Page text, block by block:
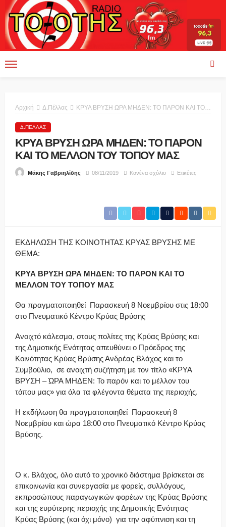
Αρχική Δ.Πέλλας ΚΡΥΑ ΒΡΥΣΗ ΩΡΑ ΜΗΔΕΝ: ΤΟ ΠΑΡΟΝ ΚΑΙ ΤΟ ΜΕΛΛΟΝ ΤΟΥ ΤΟΠΟΥ ΜΑΣ
Δ.ΠΈΛΛΑΣ
ΚΡΥΑ ΒΡΥΣΗ ΩΡΑ ΜΗΔΕΝ: ΤΟ ΠΑΡΟΝ
ΚΑΙ ΤΟ ΜΕΛΛΟΝ ΤΟΥ ΤΟΠΟΥ ΜΑΣ
Μάκης Γαβριηλίδης 08/11/2019 Κανένα σχόλιο Ετικέτες
ΕΚΔΗΛΩΣΗ ΤΗΣ ΚΟΙΝΟΤΗΤΑΣ ΚΡΥΑΣ ΒΡΥΣΗΣ ΜΕ
ΘΕΜΑ:
ΚΡΥΑ ΒΡΥΣΗ ΩΡΑ ΜΗΔΕΝ: ΤΟ ΠΑΡΟΝ ΚΑΙ ΤΟ
ΜΕΛΛΟΝ ΤΟΥ ΤΟΠΟΥ ΜΑΣ
Θα πραγματοποιηθεί Παρασκευή 8 Νοεμβρίου στις 18:00
στο Πνευματικό Κέντρο Κρύας Βρύσης
Ανοιχτό κάλεσμα, στους πολίτες της Κρύας Βρύσης και
της Δημοτικής Ενότητας απευθύνει ο Πρόεδρος της
Κοινότητας Κρύας Βρύσης Ανδρέας Βλάχος και το
Συμβούλιο, σε ανοιχτή συζήτηση με τον τίτλο «ΚΡΥΑ
ΒΡΥΣΗ – ΏΡΑ ΜΗΔΕΝ: Το παρόν και το μέλλον του
τόπου μας» για όλα τα φλέγοντα θέματα της περιοχής.
Η εκδήλωση θα πραγματοποιηθεί Παρασκευή 8
Νοεμβρίου και ώρα 18:00 στο Πνευματικό Κέντρο Κρύας
Βρύσης.
Ο κ. Βλάχος, όλο αυτό το χρονικό διάστημα βρίσκεται σε
επικοινωνία και συνεργασία με φορείς, συλλόγους,
εκπροσώπους παραγωγικών φορέων της Κρύας Βρύσης
και της ευρύτερης περιοχής της Δημοτικής Ενότητας
Κρύας Βρύσης (και όχι μόνο) για την αφύπνιση και τη